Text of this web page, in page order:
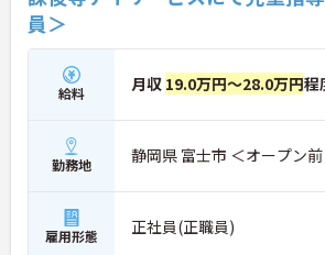
員＞
給料 月収 19.0万円～28.0万円程
勤務地 静岡県 富士市 ＜オープン
雇用形態 正社員(正職員)